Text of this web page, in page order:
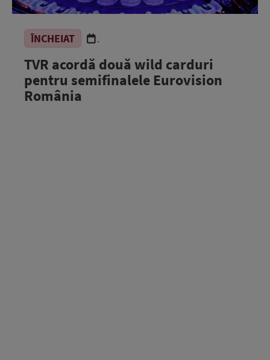
ÎNCHEIAT .
TVR acordă două wild carduri
pentru semifinalele Eurovision
România